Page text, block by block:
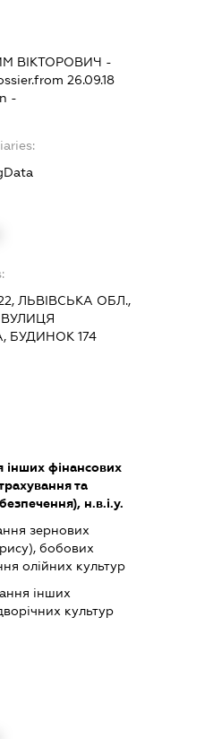
ВІКТОРОВИЧ -
26.09.18
-
ЛЬВІВСЬКА ОБЛ.,
ВУЛИЦЯ
БУДИНОК 174
інших фінансових
та
н.в.і.у.
зернових
бобових
олійних культур
інших
культур